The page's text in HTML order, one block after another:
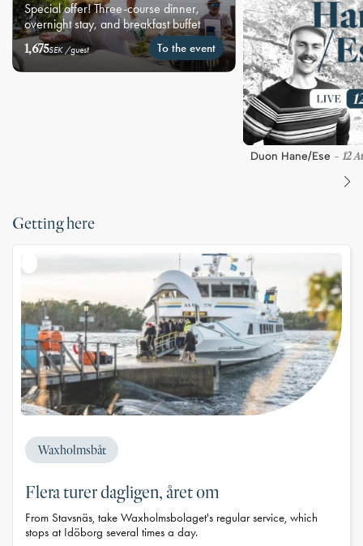
Special offer! Three-course dinner,
overnight stay, and breakfast buffet
1,675SEK /guest To the event
Duon Hane/Ese -12
Getting here
Waxholmsbåt
Flera turer dagligen, året om
From Stavsnäs, take Waxholmsbolaget's regular service, which
stops at Idöborg several times a day.